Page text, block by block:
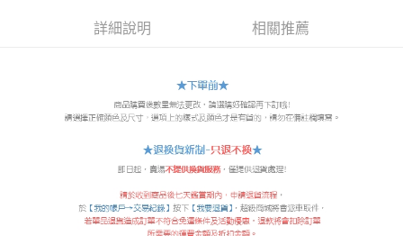
每筆NT$60，滿NT$299(含以上)免運費
付款後7-11取貨
詳細說明 相關推薦